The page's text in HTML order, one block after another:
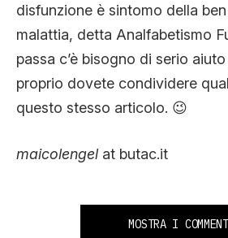
disfunzione è sintomo della
malattia, detta Analfabetismo
passa c’è bisogno di serio
proprio dovete condividere
questo stesso articolo. 😉
maicolengelat butac.it
MOSTRA I